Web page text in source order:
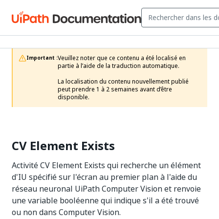
Important :Veuillez noter que ce contenu a été localisé en
partie à l’aide de la traduction automatique.
La localisation du contenu nouvellement publié
peut prendre 1 à 2 semaines avant d’être
disponible.
CV Element Exists
Activité CV Element Exists qui recherche un élément
d'IU spécifié sur l'écran au premier plan à l'aide du
réseau neuronal UiPath Computer Vision et renvoie
une variable booléenne qui indique s'il a été trouvé
ou non dans Computer Vision.